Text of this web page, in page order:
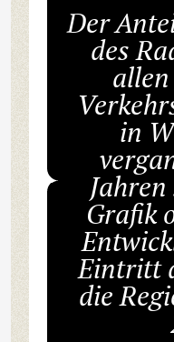
Der
des
in
Grafik
Eintritt
die